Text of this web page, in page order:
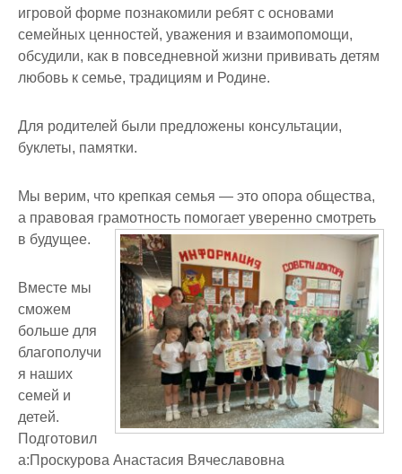
игровой форме познакомили ребят с основами
семейных ценностей, уважения и взаимопомощи,
обсудили, как в повседневной жизни прививать детям
любовь к семье, традициям и Родине.
Для родителей были предложены консультации,
буклеты, памятки.
Мы верим, что крепкая семья — это опора общества,
а правовая грамотность помогает уверенно смотреть
в будущее.
Вместе мы
сможем
больше для
благополучи
я наших
семей и
детей.
Подготовил
а:Проскурова Анастасия Вячеславовна